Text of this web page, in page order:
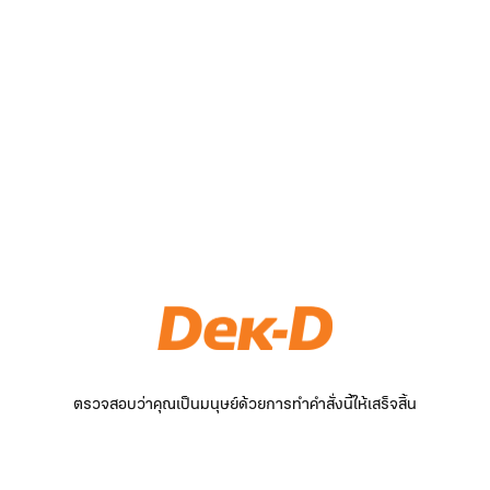
ตรวจสอบว่าคุณเป็นมนุษย์ด้วยการทำคำสั่งนี้ให้เสร็จสิ้น